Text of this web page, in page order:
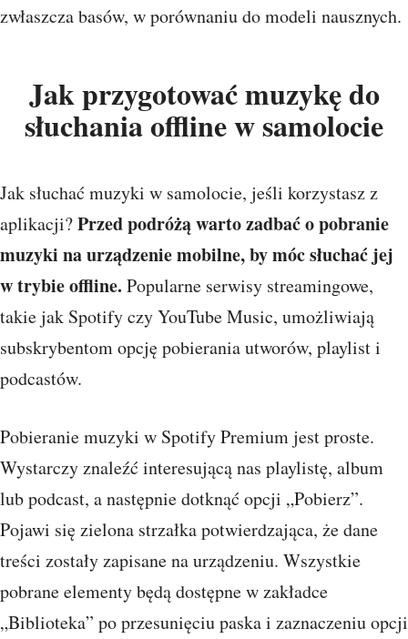
zwłaszcza basów, w porównaniu do modeli nausznych.
Jak przygotować muzykę do
słuchania offline w samolocie
Jak słuchać muzyki w samolocie, jeśli korzystasz z
aplikacji?Przed podróżą warto zadbać o pobranie
muzyki na urządzenie mobilne, by móc słuchać jej
w trybie offline. Popularne serwisy streamingowe,
takie jak Spotify czy YouTube Music, umożliwiają
subskrybentom opcję pobierania utworów, playlist i
podcastów.
Pobieranie muzyki w Spotify Premium jest proste.
Wystarczy znaleźć interesującą nas playlistę, album
lub podcast, a następnie dotknąć opcji „Pobierz”.
Pojawi się zielona strzałka potwierdzająca, że dane
treści zostały zapisane na urządzeniu. Wszystkie
pobrane elementy będą dostępne w zakładce
„Biblioteka” po przesunięciu paska i zaznaczeniu opcji